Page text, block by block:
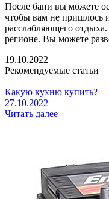
После бани вы можете
чтобы вам не пришлось
расслабляющего
регионе. Вы можете
19.10.2022
Рекомендуемые статьи
Какую кухню купить?
27.10.2022
Читать далее